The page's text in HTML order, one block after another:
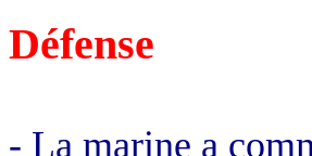
Défense
- La marine a